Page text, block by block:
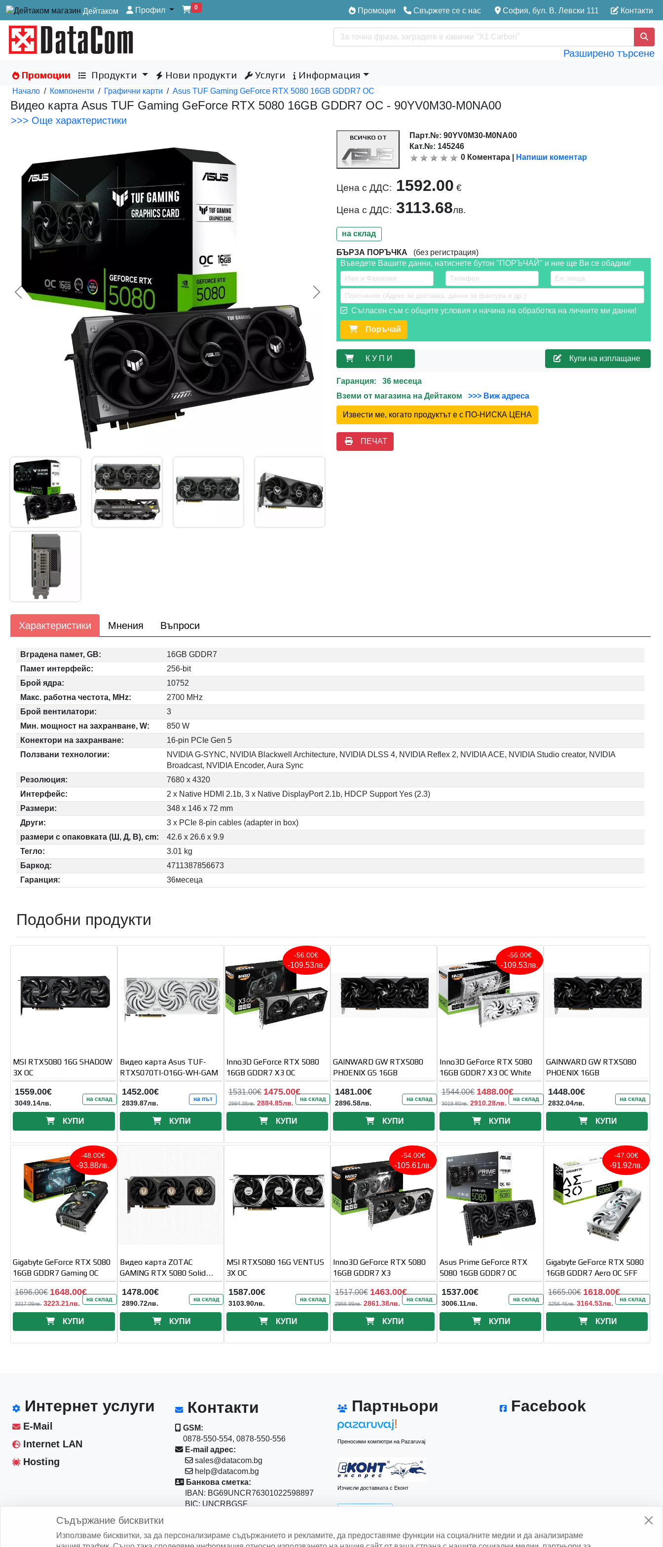
Дейтаком Профил 0 Промоции Свържете се с нас София, бул. В. Левски 111 Контакти
Разширено търсене
Промоции Продукти Нови продукти Услуги Информация
Начало / Компоненти / Графични карти / Asus TUF Gaming GeForce RTX 5080 16GB GDDR7 OC
Видео карта Asus TUF Gaming GeForce RTX 5080 16GB GDDR7 OC - 90YV0M30-M0NA00
>>> Още характеристики
<< Предишна Следваща >>
ВСИЧКО ОТ Парт.№: 90YV0M30-M0NA00
Кат.№: 145246
0 Коментара Напиши коментар
Цена с ДДС: 1592.00 €
Цена с ДДС: 3113.68лв.
на склад
БЪРЗА ПОРЪЧКА (без регистрация)
Въведете Вашите данни, натиснете бутон "ПОРЪЧАЙ" и ние ще Ви се обадим!
Съгласен съм с общите условия и начина на обработка на личните ми данни!
Поръчай
К У П И Купи на изплащане
Гаранция: 36 месеца
Вземи от магазина на Дейтаком
>>> Виж адреса
Извести ме, когато продуктът е с ПО-НИСКА ЦЕНА
ПЕЧАТ
Характеристики Мнения Въпроси
Вградена памет, GB:
16GB GDDR7
Памет интерфейс:
256-bit
Брой ядра:
10752
Макс. работна честота, MHz:
2700 MHz
Брой вентилатори:
3
Мин. мощност на захранване, W:
850 W
Конектори на захранване:
16-pin PCIe Gen 5
Ползвани технологии:
NVIDIA G-SYNC, NVIDIA Blackwell Architecture, NVIDIA DLSS 4, NVIDIA Reflex 2, NVIDIA ACE, NVIDIA Studio creator, NVIDIA
Broadcast, NVIDIA Encoder, Aura Sync
Резолюция:
7680 x 4320
Интерфейс:
2 x Native HDMI 2.1b, 3 x Native DisplayPort 2.1b, HDCP Support Yes (2.3)
Размери:
348 x 146 x 72 mm
Други:
3 x PCIe 8-pin cables (adapter in box)
размери с опаковката (Ш, Д, В), cm:
42.6 x 26.6 x 9.9
Тегло:
3.01 kg
Баркод:
4711387856673
Гаранция:
36месеца
Подобни продукти
MSI RTX5080 16G SHADOW
3X OC
1559.00€
3049.14лв. на склад
КУПИ
Видео карта Asus TUF-
RTX5070TI-O16G-WH-GAM
1452.00€
2839.87лв. на път
КУПИ
-56.00€
-109.53лв.
Inno3D GeForce RTX 5080
16GB GDDR7 X3 OC
1531.00€ 1475.00€
2994.38лв. 2884.85лв. на склад
КУПИ
GAINWARD GW RTX5080
PHOENIX GS 16GB
1481.00€
2896.58лв. на склад
КУПИ
-56.00€
-109.53лв.
Inno3D GeForce RTX 5080
16GB GDDR7 X3 OC White
1544.00€ 1488.00€
3019.80лв. 2910.28лв. на склад
КУПИ
GAINWARD GW RTX5080
PHOENIX 16GB
1448.00€
2832.04лв. на склад
КУПИ
-48.00€
-93.88лв.
Gigabyte GeForce RTX 5080
16GB GDDR7 Gaming OC
1696.00€ 1648.00€
3317.09лв. 3223.21лв. на склад
КУПИ
Видео карта ZOTAC
GAMING RTX 5080 Solid
Core OC 16GB GDDR7
1478.00€
2890.72лв. на склад
КУПИ
MSI RTX5080 16G VENTUS
3X OC
1587.00€
3103.90лв. на склад
КУПИ
-54.00€
-105.61лв.
Inno3D GeForce RTX 5080
16GB GDDR7 X3
1517.00€ 1463.00€
2966.99лв. 2861.38лв. на склад
КУПИ
Asus Prime GeForce RTX
5080 16GB GDDR7 OC
1537.00€
3006.11лв. на склад
КУПИ
-47.00€
-91.92лв.
Gigabyte GeForce RTX 5080
16GB GDDR7 Aero OC SFF
1665.00€ 1618.00€
3256.46лв. 3164.53лв. на склад
КУПИ
Интернет услуги
E-Mail
Internet LAN
Hosting
Контакти
GSM:
0878-550-554, 0878-550-556
E-mail адрес:
sales@datacom.bg
help@datacom.bg
Банкова сметка:
IBAN: BG69UNCR76301022598897
BIC: UNCRBGSF
бул."Васил Левски" 111
Партньори
Преносими компютри на Pazaruvaj
Изчисли доставката с Еконт
Facebook
Съдържание бисквитки
Използваме бисквитки, за да персонализираме съдържанието и рекламите, да предоставяме функции на социалните медии и да анализираме